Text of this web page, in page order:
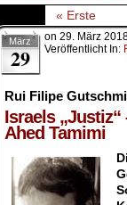
« Erste
März
29
on 29. März
Veröffentlicht In:
Rui Filipe
Israels
Ahed Tamimi